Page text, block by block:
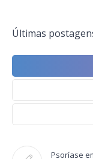
Últimas
Psoríase